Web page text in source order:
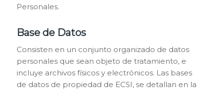
Personales.
Base de Datos
Consisten en un conjunto organizado de datos
personales que sean objeto de tratamiento, e
incluye archivos físicos y electrónicos. Las bases
de datos de propiedad de ECSI, se detallan en la